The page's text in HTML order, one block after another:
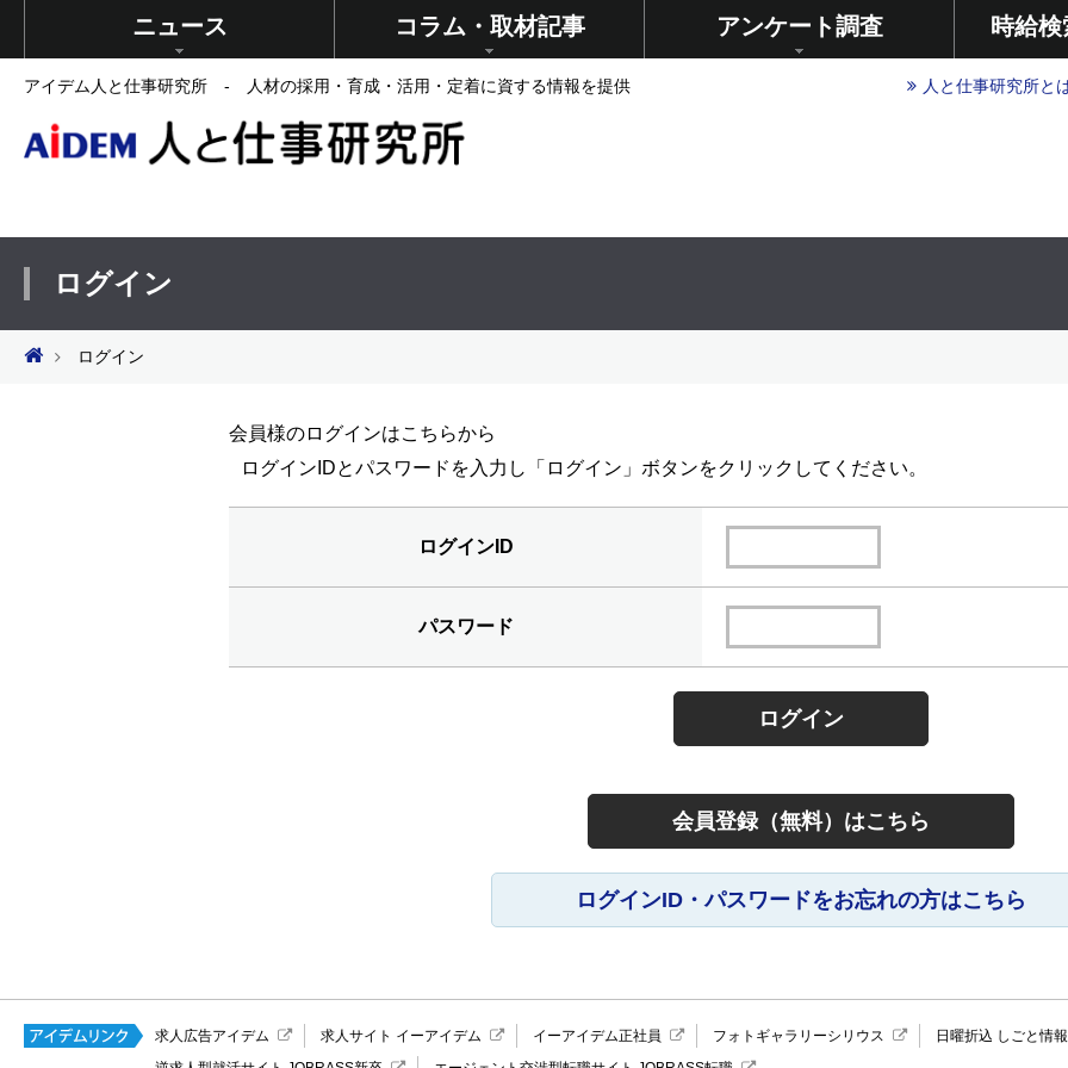
ニュース コラム・取材記事 アンケート調査 時給
アイデム人と仕事研究所 - 人材の採用・育成・活用・定着に資する情報を提供 人と仕事研究所と
ログイン
ログイン
会員様のログインはこちらから
ログインIDとパスワードを入力し「ログイン」ボタンをクリックしてください。
ログインID
パスワード
会員登録（無料）はこちら
ログインID・パスワードをお忘れの方はこちら
求人広告アイデム 求人サイト イーアイデム イーアイデム正社員 フォトギャラリーシリウス 日曜折込 しごと情